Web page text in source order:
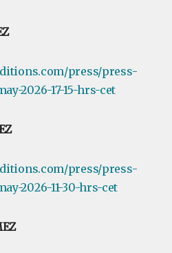
press/press-
2026-17-15-hrs-cet
press/press-
2026-11-30-hrs-cet